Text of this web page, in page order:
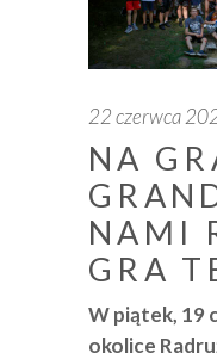
22 czerwca
NA
NAMI
GRA
W piątek, 19
okolice